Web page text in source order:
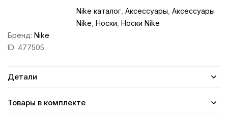
Nike каталог Аксессуары Аксессуары
Nike Носки Носки Nike
Бренд: Nike
ID: 477505
Детали
Товары в комплекте